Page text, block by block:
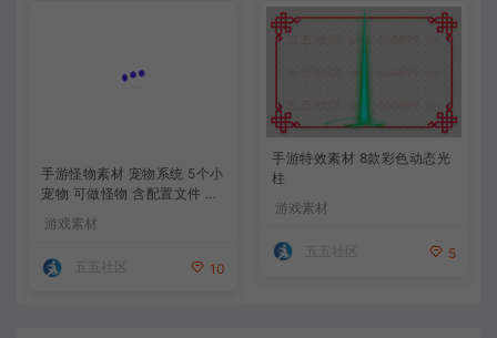
手游怪物素材 宠物系统 5个小
宠物 可做怪物 含配置文件 以
游戏素材
五五社区 10
手游特效素材 8款彩色动态光
柱
游戏素材
五五社区 5